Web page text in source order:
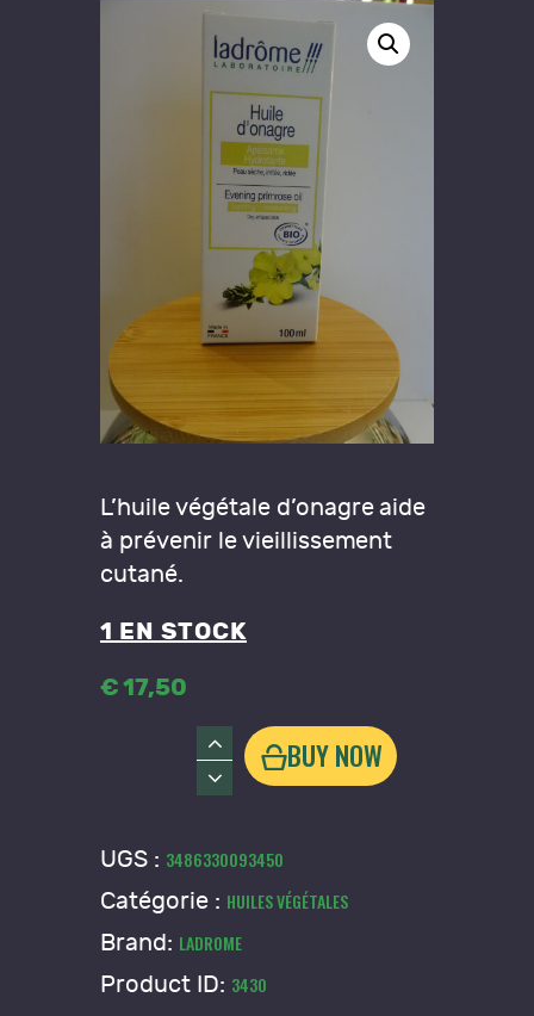
L’huile végétale d’onagre aide
à prévenir le vieillissement
cutané.
1 EN STOCK
€17,50
bio
LADROME
BUY NOW
UGS : 3486330093450
Catégorie : HUILES VÉGÉTALES
Brand: LADROME
Product ID: 3430